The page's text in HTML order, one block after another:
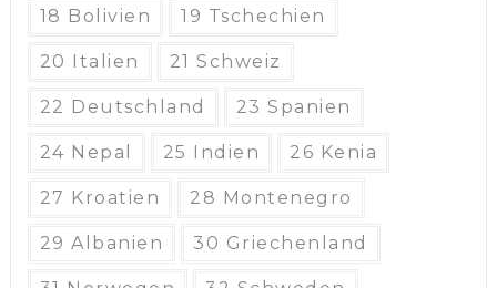
18 Bolivien 19 Tschechien
20 Italien 21 Schweiz
22 Deutschland 23 Spanien
24 Nepal 25 Indien 26 Kenia
27 Kroatien 28 Montenegro
29 Albanien 30 Griechenland